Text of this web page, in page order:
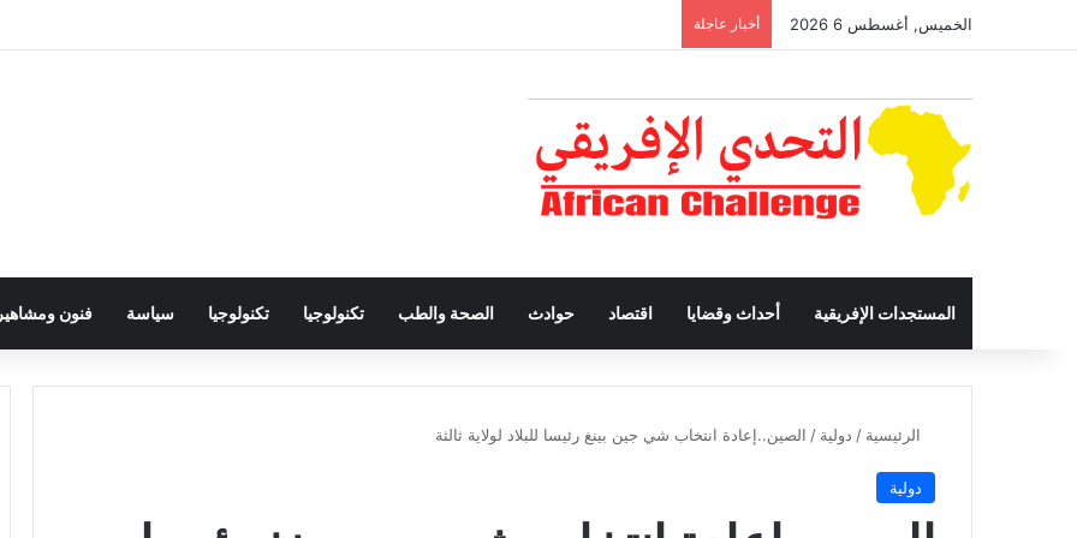
الخميس, أغسطس 6 2026 أخبار عاجلة
المستجدات الإفريقية أحداث وقضايا اقتصاد حوادث الصحة والطب تكنولوجيا تكنولوجيا سياسة فنون ومشاهير
الرئيسية / دولية / الصين..إعادة انتخاب شي جين بينغ رئيسا للبلاد لولاية ثالثة
دولية